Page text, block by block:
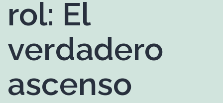
rol: El
verdadero
ascenso